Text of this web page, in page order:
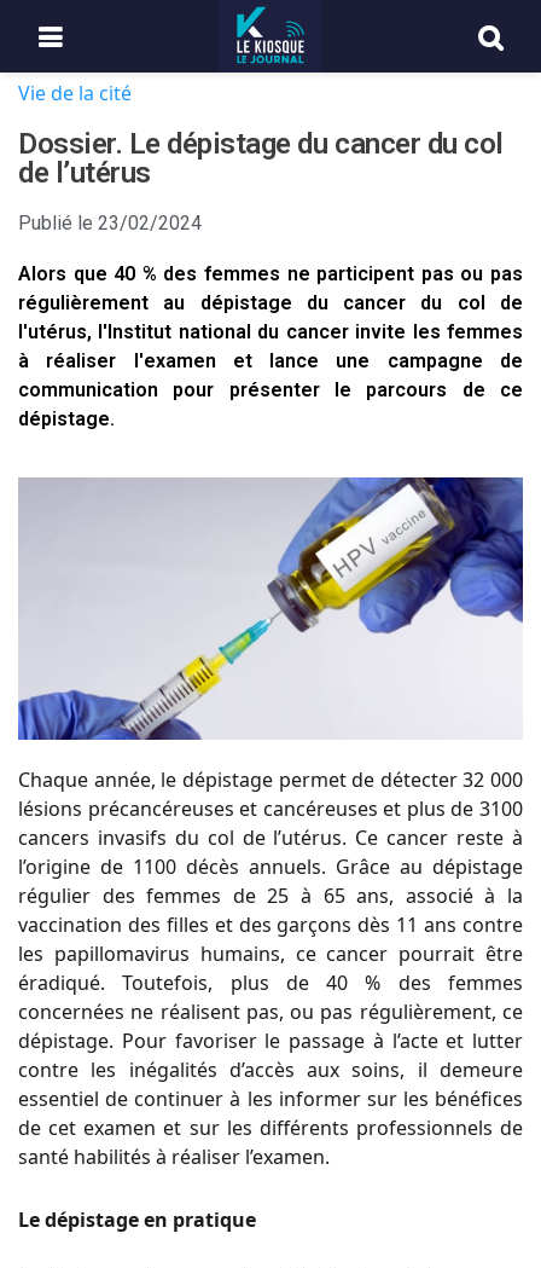
Vie de la cité
Dossier. Le dépistage du cancer du col
de l’utérus
Publié le 23/02/2024
Alors que 40 % des femmes ne participent pas ou pas
régulièrement au dépistage du cancer du col de
l'utérus, l'Institut national du cancer invite les femmes
à réaliser l'examen et lance une campagne de
communication pour présenter le parcours de ce
dépistage.
Chaque année, le dépistage permet de détecter 32 000
lésions précancéreuses et cancéreuses et plus de 3100
cancers invasifs du col de l’utérus. Ce cancer reste à
l’origine de 1100 décès annuels. Grâce au dépistage
régulier des femmes de 25 à 65 ans, associé à la
vaccination des filles et des garçons dès 11 ans contre
les papillomavirus humains, ce cancer pourrait être
éradiqué. Toutefois, plus de 40 % des femmes
concernées ne réalisent pas, ou pas régulièrement, ce
dépistage. Pour favoriser le passage à l’acte et lutter
contre les inégalités d’accès aux soins, il demeure
essentiel de continuer à les informer sur les bénéfices
de cet examen et sur les différents professionnels de
santé habilités à réaliser l’examen.
Le dépistage en pratique